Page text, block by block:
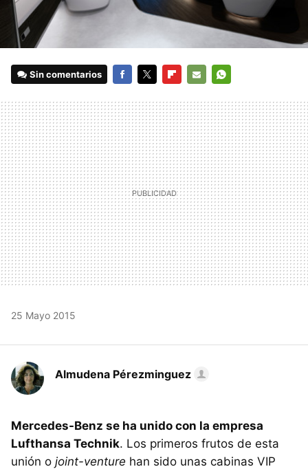
Sin comentarios
MAIL
25 Mayo 2015
Almudena Pérezminguez
Mercedes-Benz se ha unido con la empresa
Lufthansa Technik. Los primeros frutos de esta
unión o joint-venture han sido unas cabinas VIP